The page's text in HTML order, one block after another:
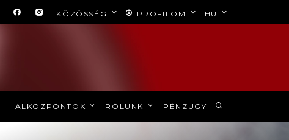
KÖZÖSSÉG PROFILOM HU
ALKÖZPONTOK RÓLUNK PÉNZÜGY